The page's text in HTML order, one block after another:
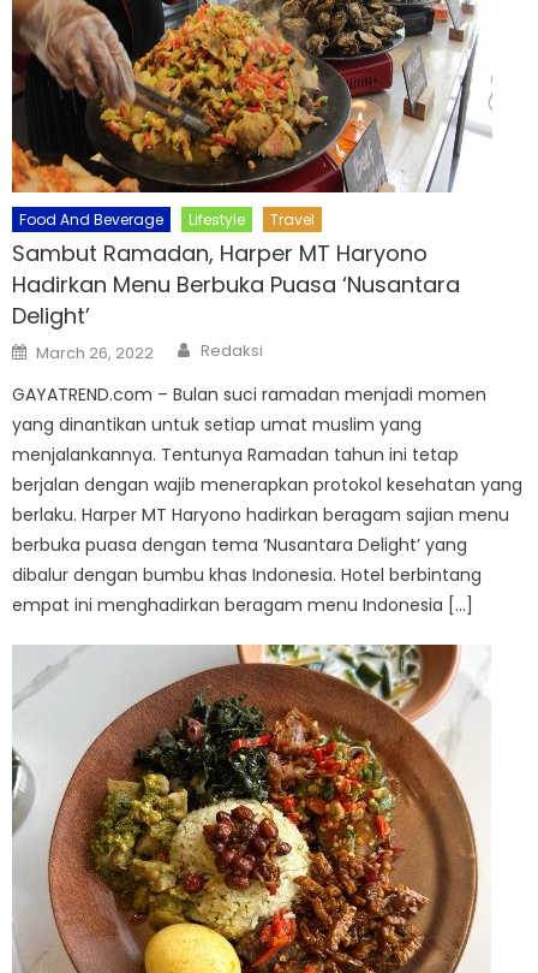
Food And Beverage Lifestyle Travel
Sambut Ramadan, Harper MT Haryono
Hadirkan Menu Berbuka Puasa ‘Nusantara
Delight’
Posted
on
March 26, 2022 Author
Redaksi
GAYATREND.com – Bulan suci ramadan menjadi momen
yang dinantikan untuk setiap umat muslim yang
menjalankannya. Tentunya Ramadan tahun ini tetap
berjalan dengan wajib menerapkan protokol kesehatan yang
berlaku. Harper MT Haryono hadirkan beragam sajian menu
berbuka puasa dengan tema ‘Nusantara Delight’ yang
dibalur dengan bumbu khas Indonesia. Hotel berbintang
empat ini menghadirkan beragam menu Indonesia […]